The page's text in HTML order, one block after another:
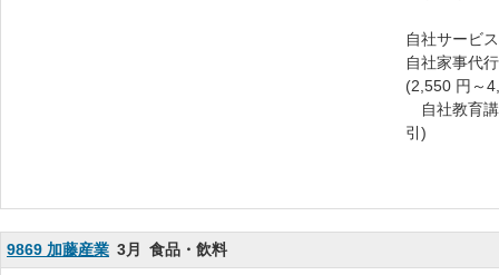
自社サービ
自社家事代
(2,550 円～
自社教育講
引)
9869 加藤産業 3月 食品・飲料